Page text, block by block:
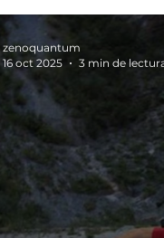
zenoquantum
16 oct 2025
3 min de